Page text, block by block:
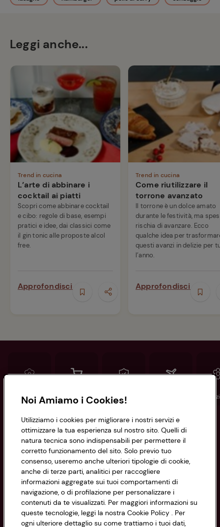
Leggi anche...
Trend in cucina
L’arte di abbinare i
cocktail ai piatti
Scopri come abbinare cocktail
e cibo: regole di base, esempi
pratici e idee, dai classici come
il gin tonic alle proposte alcol
free.
Approfondisci
Trend in cucina
Come riutilizzare il
torrone avanzato
Il torrone è un dolce amato
durante le festività, ma
rischia di avanzare. Ecco
qualche idea per
questi avanzi in delizie per
l’anno.
Approfondisci
Conad Spesa online Assicurazioni
Informazioni
Privacy Policy
Cookie Policy
Impostazioni Cookie
Accessibilità
CONAD SOCIETÀ COOPERATIVA
Via Michelino, 59 | 40127 BOLOGNA
Codice Fiscale e Registro Imprese
di Bologna 00865960157
Noi Amiamo i Cookies!
Utilizziamo i cookies per migliorare i nostri servizi e
ottimizzare la tua esperienza sul nostro sito. Quelli di
natura tecnica sono indispensabili per permettere il
corretto funzionamento del sito. Solo previo tuo
consenso, useremo anche ulteriori tipologie di cookie,
anche di terze parti, analitici per raccogliere
informazioni aggregate sui tuoi comportamenti di
navigazione, o di profilazione per personalizzare i
contenuti da te visualizzati. Per maggiori informazioni su
queste tecnologie, leggi la nostra Cookie Policy . Per
ogni ulteriore dettaglio su come trattiamo i tuoi dati,